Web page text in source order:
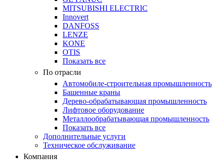
MITSUBISHI ELECTRIC
Innovert
DANFOSS
LENZE
KONE
OTIS
Показать все
По отрасли
Автомобиле-строительная промышленность
Башенные краны
Дерево-обрабатывающая промышленность
Лифтовое оборудование
Металлообрабатывающая промышленность
Показать все
Дополнительные услуги
Техническое обслуживание
Компания